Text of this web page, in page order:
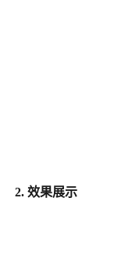
2. 效果展示